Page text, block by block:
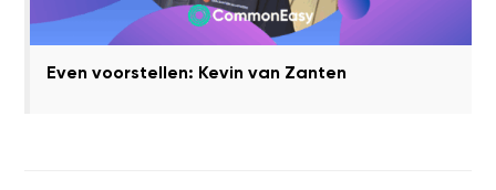
Even voorstellen: Kevin van Zanten